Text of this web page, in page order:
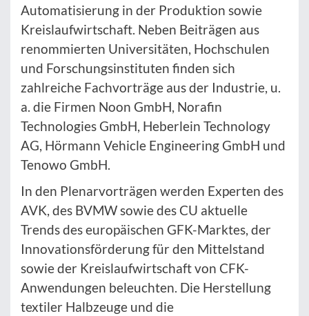
Automatisierung in der Produktion sowie
Kreislaufwirtschaft. Neben Beiträgen aus
renommierten Universitäten, Hochschulen
und Forschungsinstituten finden sich
zahlreiche Fachvorträge aus der Industrie, u.
a. die Firmen Noon GmbH, Norafin
Technologies GmbH, Heberlein Technology
AG, Hörmann Vehicle Engineering GmbH und
Tenowo GmbH.
In den Plenarvorträgen werden Experten des
AVK, des BVMW sowie des CU aktuelle
Trends des europäischen GFK-Marktes, der
Innovationsförderung für den Mittelstand
sowie der Kreislaufwirtschaft von CFK-
Anwendungen beleuchten. Die Herstellung
textiler Halbzeuge und die